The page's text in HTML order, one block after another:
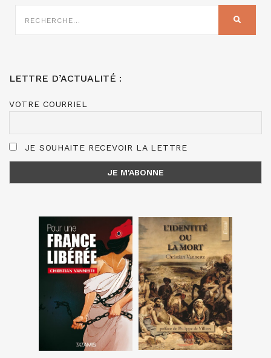
SUR
LETTRE D’ACTUALITÉ :
VOTRE COURRIEL
JE SOUHAITE RECEVOIR LA LETTRE